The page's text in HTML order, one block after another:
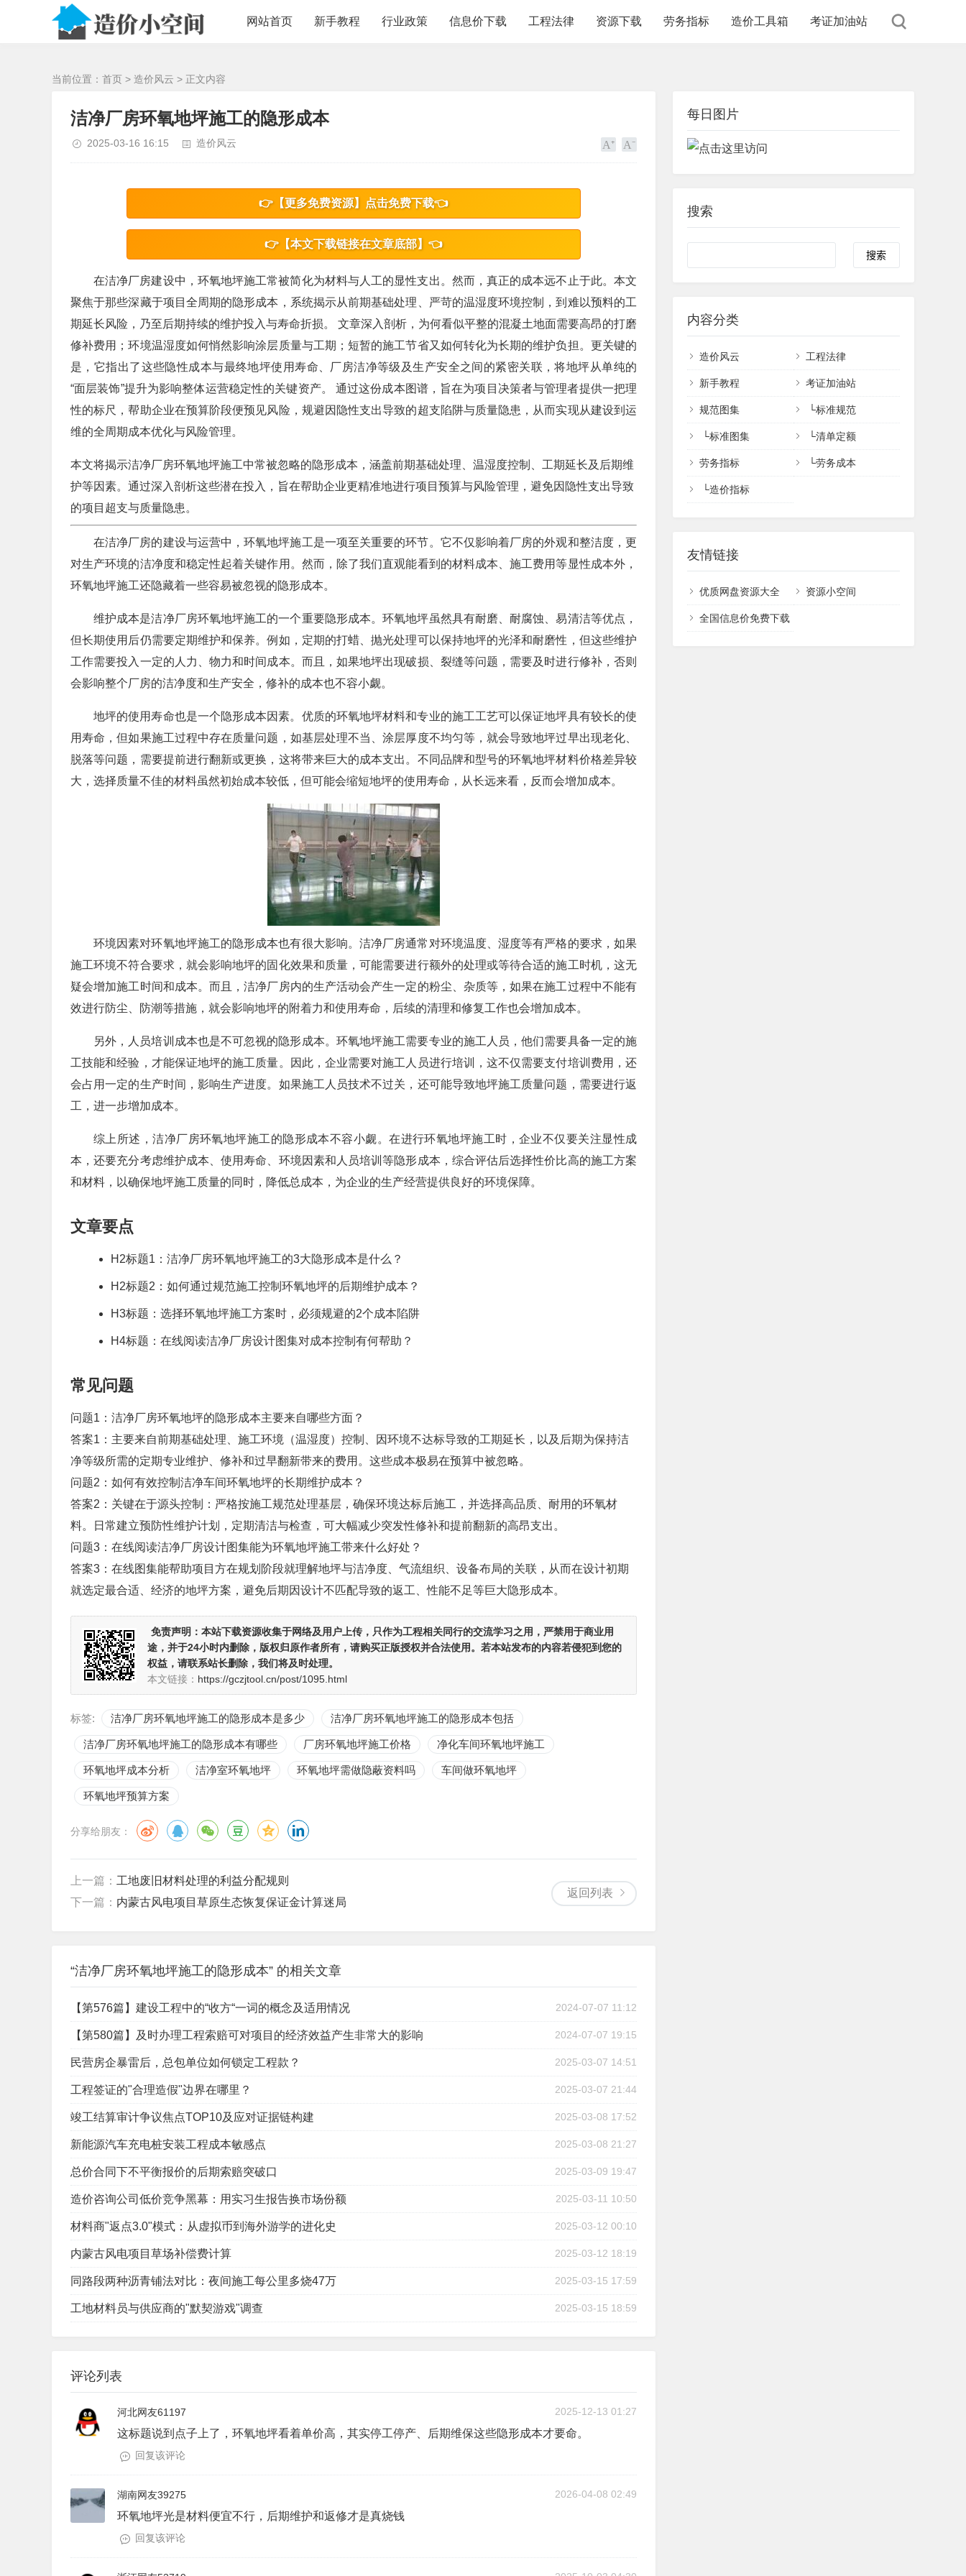
网站首页
新手教程 行业政策 信息价下载 工程法律 资源下载 劳务指标 造价工具箱 考证加油站
当前位置： 首页 > 造价风云 > 正文内容
洁净厂房环氧地坪施工的隐形成本
2025-03-16 16:15 造价风云
👉【更多免费资源】点击免费下载👈
👉【本文下载链接在文章底部】👈
在洁净厂房建设中，环氧地坪施工常被简化为材料与人工的显性支出。然而，真正的成本远不止于此。本文
聚焦于那些深藏于项目全周期的隐形成本，系统揭示从前期基础处理、严苛的温湿度环境控制，到难以预料的工
期延长风险，乃至后期持续的维护投入与寿命折损。 文章深入剖析，为何看似平整的混凝土地面需要高昂的打磨
修补费用；环境温湿度如何悄然影响涂层质量与工期；短暂的施工节省又如何转化为长期的维护负担。更关键的
是，它指出了这些隐性成本与最终地坪使用寿命、厂房洁净等级及生产安全之间的紧密关联，将地坪从单纯的
“面层装饰”提升为影响整体运营稳定性的关键资产。 通过这份成本图谱，旨在为项目决策者与管理者提供一把理
性的标尺，帮助企业在预算阶段便预见风险，规避因隐性支出导致的超支陷阱与质量隐患，从而实现从建设到运
维的全周期成本优化与风险管理。
本文将揭示洁净厂房环氧地坪施工中常被忽略的隐形成本，涵盖前期基础处理、温湿度控制、工期延长及后期维
护等因素。通过深入剖析这些潜在投入，旨在帮助企业更精准地进行项目预算与风险管理，避免因隐性支出导致
的项目超支与质量隐患。
在洁净厂房的建设与运营中，环氧地坪施工是一项至关重要的环节。它不仅影响着厂房的外观和整洁度，更
对生产环境的洁净度和稳定性起着关键作用。然而，除了我们直观能看到的材料成本、施工费用等显性成本外，
环氧地坪施工还隐藏着一些容易被忽视的隐形成本。
维护成本是洁净厂房环氧地坪施工的一个重要隐形成本。环氧地坪虽然具有耐磨、耐腐蚀、易清洁等优点，
但长期使用后仍需要定期维护和保养。例如，定期的打蜡、抛光处理可以保持地坪的光泽和耐磨性，但这些维护
工作需要投入一定的人力、物力和时间成本。而且，如果地坪出现破损、裂缝等问题，需要及时进行修补，否则
会影响整个厂房的洁净度和生产安全，修补的成本也不容小觑。
地坪的使用寿命也是一个隐形成本因素。优质的环氧地坪材料和专业的施工工艺可以保证地坪具有较长的使
用寿命，但如果施工过程中存在质量问题，如基层处理不当、涂层厚度不均匀等，就会导致地坪过早出现老化、
脱落等问题，需要提前进行翻新或更换，这将带来巨大的成本支出。不同品牌和型号的环氧地坪材料价格差异较
大，选择质量不佳的材料虽然初始成本较低，但可能会缩短地坪的使用寿命，从长远来看，反而会增加成本。
环境因素对环氧地坪施工的隐形成本也有很大影响。洁净厂房通常对环境温度、湿度等有严格的要求，如果
施工环境不符合要求，就会影响地坪的固化效果和质量，可能需要进行额外的处理或等待合适的施工时机，这无
疑会增加施工时间和成本。而且，洁净厂房内的生产活动会产生一定的粉尘、杂质等，如果在施工过程中不能有
效进行防尘、防潮等措施，就会影响地坪的附着力和使用寿命，后续的清理和修复工作也会增加成本。
另外，人员培训成本也是不可忽视的隐形成本。环氧地坪施工需要专业的施工人员，他们需要具备一定的施
工技能和经验，才能保证地坪的施工质量。因此，企业需要对施工人员进行培训，这不仅需要支付培训费用，还
会占用一定的生产时间，影响生产进度。如果施工人员技术不过关，还可能导致地坪施工质量问题，需要进行返
工，进一步增加成本。
综上所述，洁净厂房环氧地坪施工的隐形成本不容小觑。在进行环氧地坪施工时，企业不仅要关注显性成
本，还要充分考虑维护成本、使用寿命、环境因素和人员培训等隐形成本，综合评估后选择性价比高的施工方案
和材料，以确保地坪施工质量的同时，降低总成本，为企业的生产经营提供良好的环境保障。
文章要点
H2标题1：洁净厂房环氧地坪施工的3大隐形成本是什么？
H2标题2：如何通过规范施工控制环氧地坪的后期维护成本？
H3标题：选择环氧地坪施工方案时，必须规避的2个成本陷阱
H4标题：在线阅读洁净厂房设计图集对成本控制有何帮助？
常见问题
问题1：洁净厂房环氧地坪的隐形成本主要来自哪些方面？
答案1：主要来自前期基础处理、施工环境（温湿度）控制、因环境不达标导致的工期延长，以及后期为保持洁
净等级所需的定期专业维护、修补和过早翻新带来的费用。这些成本极易在预算中被忽略。
问题2：如何有效控制洁净车间环氧地坪的长期维护成本？
答案2：关键在于源头控制：严格按施工规范处理基层，确保环境达标后施工，并选择高品质、耐用的环氧材
料。日常建立预防性维护计划，定期清洁与检查，可大幅减少突发性修补和提前翻新的高昂支出。
问题3：在线阅读洁净厂房设计图集能为环氧地坪施工带来什么好处？
答案3：在线图集能帮助项目方在规划阶段就理解地坪与洁净度、气流组织、设备布局的关联，从而在设计初期
就选定最合适、经济的地坪方案，避免后期因设计不匹配导致的返工、性能不足等巨大隐形成本。
免责声明： 本站下载资源收集于网络及用户上传， 只作为工程相关同行的交流学习之用 ，严禁用于商业用
途，并于24小时内删除，版权归原作者所有，请购买正版授权并合法使用。若本站发布的内容若侵犯到您的
权益，请联系站长删除，我们将及时处理。
本文链接： https://gczjtool.cn/post/1095.html
标签: 洁净厂房环氧地坪施工的隐形成本是多少 洁净厂房环氧地坪施工的隐形成本包括
洁净厂房环氧地坪施工的隐形成本有哪些 厂房环氧地坪施工价格 净化车间环氧地坪施工
环氧地坪成本分析 洁净室环氧地坪 环氧地坪需做隐蔽资料吗 车间做环氧地坪
环氧地坪预算方案
分享给朋友：
返回列表
上一篇： 工地废旧材料处理的利益分配规则
下一篇： 内蒙古风电项目草原生态恢复保证金计算迷局
“洁净厂房环氧地坪施工的隐形成本” 的相关文章
【第576篇】建设工程中的“收方“一词的概念及适用情况 2024-07-07 11:12
【第580篇】及时办理工程索赔可对项目的经济效益产生非常大的影响 2024-07-07 19:15
民营房企暴雷后，总包单位如何锁定工程款？ 2025-03-07 14:51
工程签证的"合理造假"边界在哪里？ 2025-03-07 21:44
竣工结算审计争议焦点TOP10及应对证据链构建 2025-03-08 17:52
新能源汽车充电桩安装工程成本敏感点 2025-03-08 21:27
总价合同下不平衡报价的后期索赔突破口 2025-03-09 19:47
造价咨询公司低价竞争黑幕：用实习生报告换市场份额 2025-03-11 10:50
材料商"返点3.0"模式：从虚拟币到海外游学的进化史 2025-03-12 00:10
内蒙古风电项目草场补偿费计算 2025-03-12 18:19
同路段两种沥青铺法对比：夜间施工每公里多烧47万 2025-03-15 17:59
工地材料员与供应商的"默契游戏"调查 2025-03-15 18:59
评论列表
河北网友61197 2025-12-13 01:27
这标题说到点子上了，环氧地坪看着单价高，其实停工停产、后期维保这些隐形成本才要命。
回复该评论
湖南网友39275 2026-04-08 02:49
环氧地坪光是材料便宜不行，后期维护和返修才是真烧钱
回复该评论
每日图片
搜索
内容分类
造价风云 工程法律
新手教程 考证加油站
规范图集 └标准规范
└标准图集 └清单定额
劳务指标 └劳务成本
└造价指标
友情链接
优质网盘资源大全 资源小空间
全国信息价免费下载